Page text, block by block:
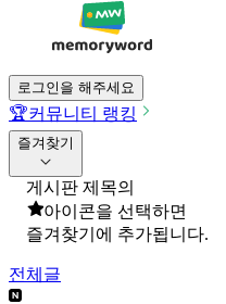
로그인을 해주세요
🏆커뮤니티 랭킹
즐겨찾기
게시판 제목의
아이콘을 선택하면
즐겨찾기에 추가됩니다.
전체글